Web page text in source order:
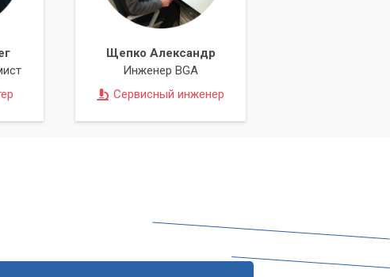
Щепко Александр
Инженер BGA
Сервисный инженер